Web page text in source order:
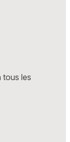
tous les